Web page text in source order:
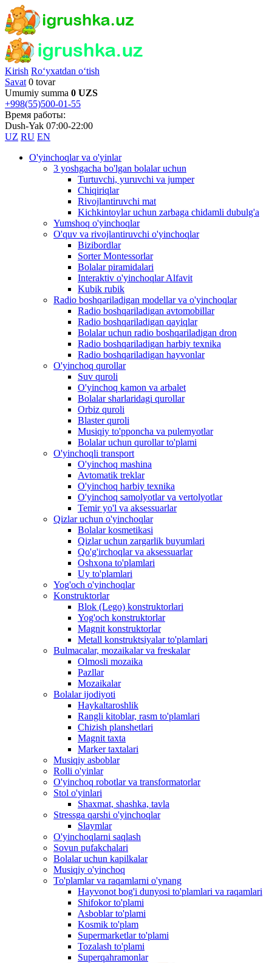
Kirish Ro‘yxatdan o‘tish
Savat 0 tovar
Umumiy summa 0 UZS
+998(55)500-01-55
Время работы:
Dush-Yak 07:00-22:00
UZ RU EN
O'yinchoqlar va o'yinlar
3 yoshgacha bo'lgan bolalar uchun
Turtuvchi, yuruvchi va jumper
Chiqiriqlar
Rivojlantiruvchi mat
Kichkintoylar uchun zarbaga chidamli dubulg'a
Yumshoq o'yinchoqlar
O'quv va rivojlantiruvchi o'yinchoqlar
Bizibordlar
Sorter Montessorlar
Bolalar piramidalari
Interaktiv o'yinchoqlar Alfavit
Kubik rubik
Radio boshqariladigan modellar va o'yinchoqlar
Radio boshqariladigan avtomobillar
Radio boshqariladigan qayiqlar
Bolalar uchun radio boshqariladigan dron
Radio boshqariladigan harbiy texnika
Radio boshqariladigan hayvonlar
O'yinchoq qurollar
Suv quroli
O'yinchoq kamon va arbalet
Bolalar sharlaridagi qurollar
Orbiz quroli
Blaster quroli
Musiqiy to'pponcha va pulemyotlar
Bolalar uchun qurollar to'plami
O'yinchoqli transport
O'yinchoq mashina
Avtomatik treklar
O'yinchoq harbiy texnika
O'yinchoq samolyotlar va vertolyotlar
Temir yo'l va aksessuarlar
Qizlar uchun o'yinchoqlar
Bolalar kosmetikasi
Qizlar uchun zargarlik buyumlari
Qo'g'irchoqlar va aksessuarlar
Oshxona to'plamlari
Uy to'plamlari
Yog'och o'yinchoqlar
Konstruktorlar
Blok (Lego) konstruktorlari
Yog'och konstruktorlar
Magnit konstruktorlar
Metall konstruktsiyalar to'plamlari
Bulmacalar, mozaikalar va freskalar
Olmosli mozaika
Pazllar
Mozaikalar
Bolalar ijodiyoti
Haykaltaroshlik
Rangli kitoblar, rasm to'plamlari
Chizish planshetlari
Magnit taxta
Marker taxtalari
Musiqiy asboblar
Rolli o'yinlar
O'yinchoq robotlar va transformatorlar
Stol o'yinlari
Shaxmat, shashka, tavla
Stressga qarshi o'yinchoqlar
Slaymlar
O'yinchoqlarni saqlash
Sovun pufakchalari
Bolalar uchun kapilkalar
Musiqiy o'yinchoq
To'plamlar va raqamlarni o'ynang
Hayvonot bog'i dunyosi to'plamlari va raqamlari
Shifokor to'plami
Asboblar to'plami
Kosmik to'plam
Supermarketlar to'plami
Tozalash to'plami
Superqahramonlar